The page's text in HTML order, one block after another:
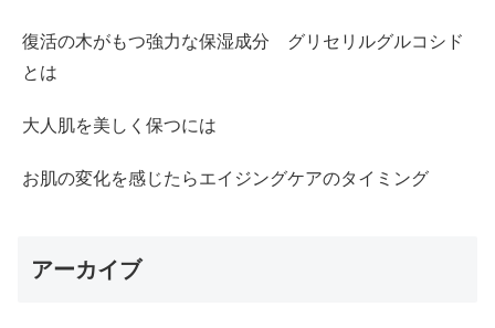
復活の木がもつ強力な保湿成分 グリセリルグルコシド
とは
大人肌を美しく保つには
お肌の変化を感じたらエイジングケアのタイミング
アーカイブ